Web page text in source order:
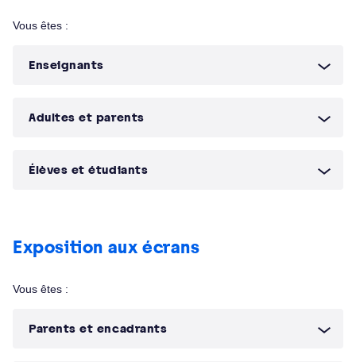
Vous êtes :
Enseignants
Adultes et parents
Élèves et étudiants
Exposition aux écrans
Vous êtes :
Parents et encadrants